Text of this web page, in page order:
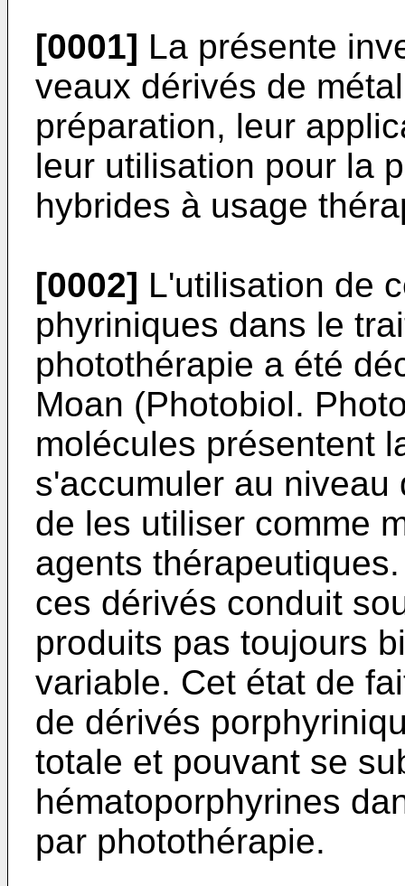
[0001] La présente
veaux dérivés de
préparation, leur
leur utilisation pour la
hybrides à usage
[0002] L'utilisation de
phyriniques dans le
photo­thérapie a été
Moan (Photo­biol.
molécules présen­tent
s'accumuler au
de les utiliser comme
agents
ces dérivés conduit
produits pas toujours
variable. Cet état de
de dérivés
totale et pouvant se
hématoporphyrines
par photothérapie.